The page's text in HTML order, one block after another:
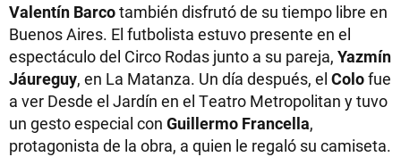
Valentín Barcotambién disfrutó de su tiempo libre en
Buenos Aires. El futbolista estuvo presente en el
espectáculo del Circo Rodas junto a su pareja, Yazmín
Jáureguy, en La Matanza. Un día después, el Colofue
a ver Desde el Jardín en el Teatro Metropolitan y tuvo
un gesto especial con Guillermo Francella,
protagonista de la obra, a quien le regaló su camiseta.